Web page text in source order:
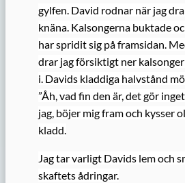
gylfen. David rodnar när jag
knäna. Kalsongerna buktade
har spridit sig på framsidan.
drar jag försiktigt ner
i. Davids kladdiga halvstånd
”Åh, vad fin den är, det gör
jag, böjer mig fram och kysser
kladd.
Jag tar varligt Davids lem och
skaftets ådringar.